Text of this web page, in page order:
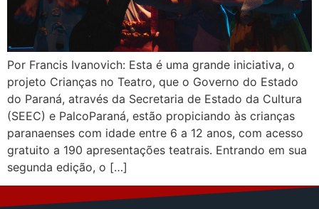
Por Francis Ivanovich: Esta é uma grande iniciativa, o
projeto Crianças no Teatro, que o Governo do Estado
do Paraná, através da Secretaria de Estado da Cultura
(SEEC) e PalcoParaná, estão propiciando às crianças
paranaenses com idade entre 6 a 12 anos, com acesso
gratuito a 190 apresentações teatrais. Entrando em sua
segunda edição, o […]